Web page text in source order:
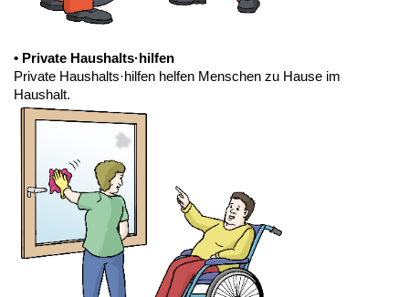
• Private Haushalts·hilfen
Private Haushalts·hilfen helfen Menschen zu Hause im
Haushalt.